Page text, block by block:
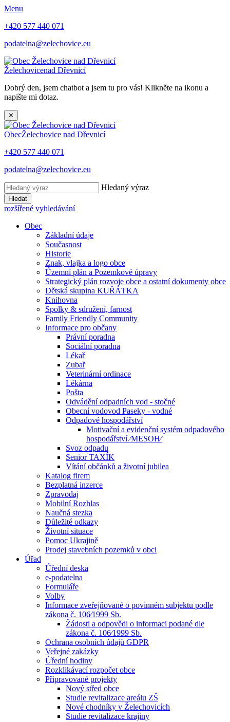
Menu
+420 577 440 071
podatelna@zelechovice.eu
Želechovicenad Dřevnicí
Dobrý den, jsem chatbot a jsem tu pro vás! Klikněte na ikonu a
napište mi dotaz.
✕
ObecŽelechovice nad Dřevnicí
+420 577 440 071
podatelna@zelechovice.eu
Hledaný výraz
Hledat
rozšířené vyhledávání
Obec
Základní údaje
Současnost
Historie
Znak, vlajka a logo obce
Územní plán a Pozemkové úpravy
Strategický plán rozvoje obce a ostatní dokumenty obce
Dětská skupina KUŘÁTKA
Knihovna
Spolky & sdružení, farnost
Family Friendly Community
Informace pro občany
Právní poradna
Sociální poradna
Lékař
Zubař
Veterinární ordinace
Lékárna
Pošta
Odvádění odpadních vod - stočné
Obecní vodovod Paseky - vodné
Odpadové hospodářství
Motivační a evidenční systém odpadového
hospodářství ⁄MESOH⁄
Svoz odpadu
Senior TAXÍK
Vítání občánků a životní jubilea
Katalog firem
Bezplatná inzerce
Zpravodaj
Mobilní Rozhlas
Naučná stezka
Důležité odkazy
Životní situace
Pomoc Ukrajině
Prodej stavebních pozemků v obci
Úřad
Úřední deska
e-podatelna
Formuláře
Volby
Informace zveřejňované o povinném subjektu podle
zákona č. 106⁄1999 Sb.
Žádosti a odpovědi o informaci podané dle
zákona č. 106⁄1999 Sb.
Ochrana osobních údajů GDPR
Veřejné zakázky
Úřední hodiny
Rozklikávací rozpočet obce
Připravované projekty
Nový střed obce
Studie revitalizace areálu ZŠ
Nové chodníky v Želechovicích
Studie revitalizace krajiny